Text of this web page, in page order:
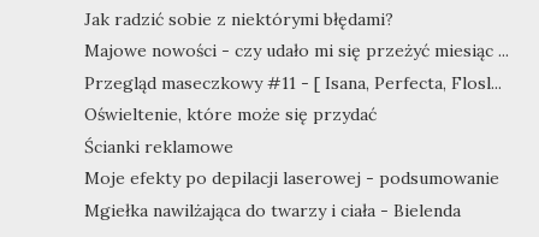
Jak radzić sobie z niektórymi błędami?
Majowe nowości - czy udało mi się przeżyć miesiąc ...
Przegląd maseczkowy #11 - [ Isana, Perfecta, Flosl...
Oświeltenie, które może się przydać
Ścianki reklamowe
Moje efekty po depilacji laserowej - podsumowanie
Mgiełka nawilżająca do twarzy i ciała - Bielenda